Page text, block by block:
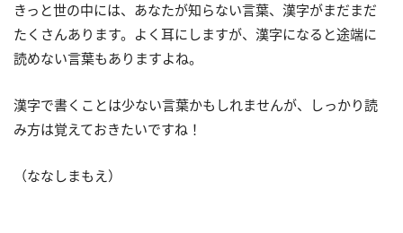
きっと世の中には、あなたが知らない言葉、漢字がまだまだ
たくさんあります。よく耳にしますが、漢字になると途端に
読めない言葉もありますよね。
漢字で書くことは少ない言葉かもしれませんが、しっかり読
み方は覚えておきたいですね！
（ななしまもえ）